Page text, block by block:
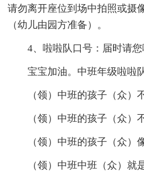
请勿离开座位到场中拍照或摄
（幼儿由园方准备）。
4、啦啦队口号：届时请
宝宝加油。中班年级啦啦
（领）中班的孩子（众）
（领）中班的孩子（众）
（领）中班的孩子（众）
（领）中班中班（众）就